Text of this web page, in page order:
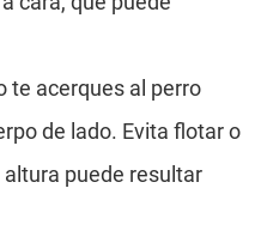
te acerques al perro
de lado. Evita flotar o
puede resultar